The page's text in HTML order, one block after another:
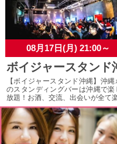
08月17日(月) 21:00～
ボイジャースタンド
【ボイジャースタンド沖縄】沖
のスタンディングバーは沖縄で
放題！お酒、交流、出会いが全て